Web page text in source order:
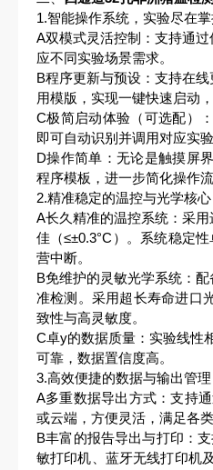
1.智能操作系统，实验尽在掌
A双模式灵活控制：支持通
应不同实验场景需求。
B程序更新与预设：支持在
用模版，实现一键快速启动
C极简启动体验（可选配）
即可自动识别并调用对应实
D操作简单：无论是触摸屏
程序模板，进一步简化操作流
2.精准稳定的温控与光学核心
A长久精准的温控系统：采
佳（≤±0.3°C）。系统稳定
营中断。
B免维护的灵敏光学系统：
准检测。采用超长寿命进口
致性与高灵敏度。
C卓y的数据质量：实验线性
可靠，数据置信度高。
3.高效便捷的数据与输出管理
A多重数据导出方式：支持
或云端，方便灵活，满足各
B丰富的报告导出与打印：
敏打印机、蓝牙无线打印机